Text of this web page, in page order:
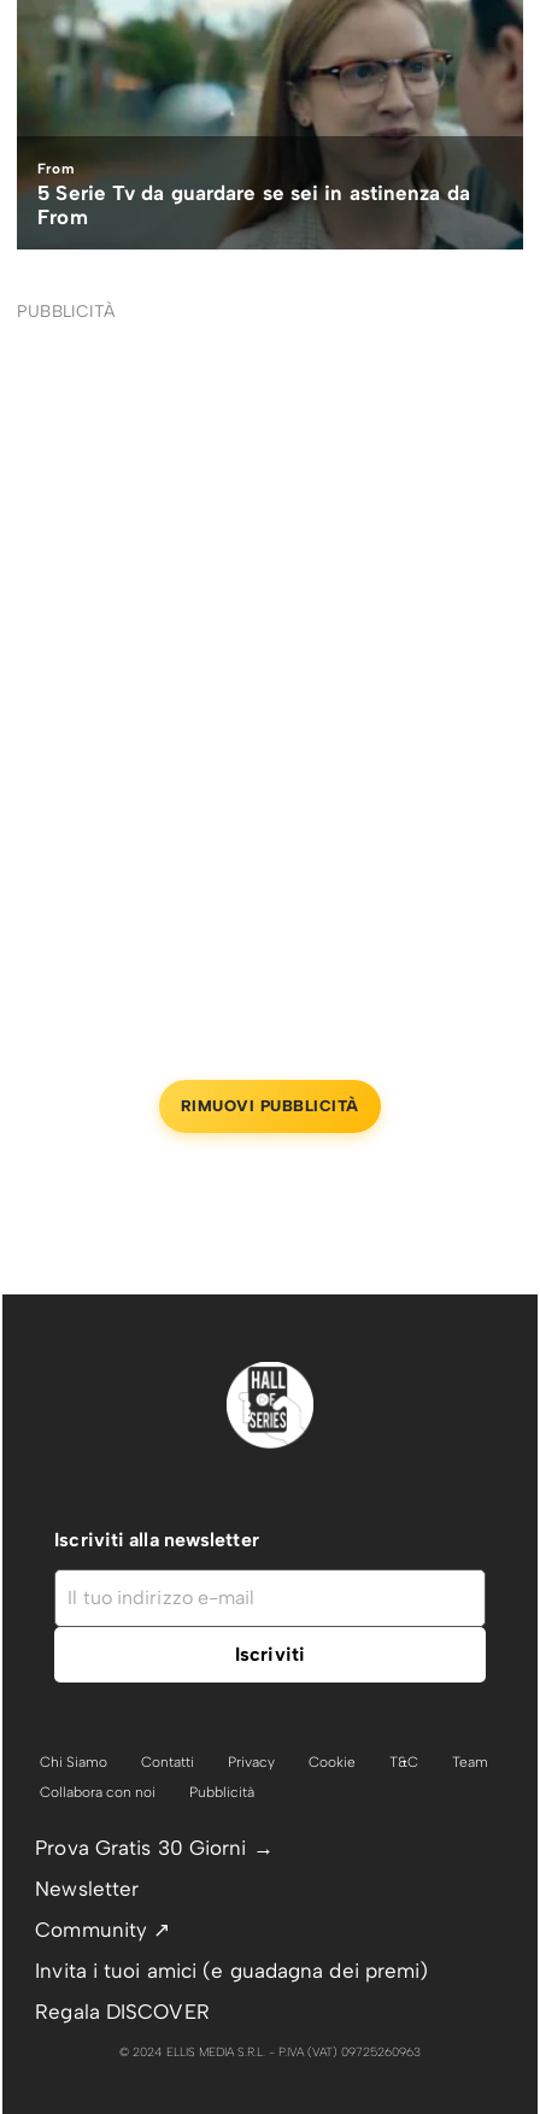
PUBBLICITÀ
RIMUOVI PUBBLICITÀ
Iscriviti alla newsletter
Chi Siamo Contatti Privacy Cookie T&C
Team
Collabora con noi
Pubblicità
Prova Gratis 30 Giorni →
Newsletter
Community ↗
Invita i tuoi amici (e guadagna dei premi)
Regala DISCOVER
© 2024 ELLIS MEDIA S.R.L. - P.IVA (VAT) 09725260963